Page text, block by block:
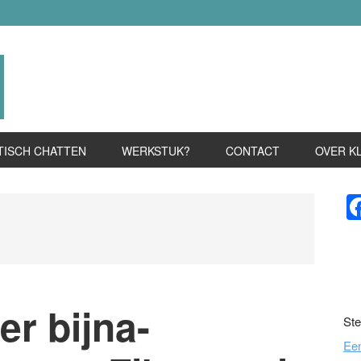
CHATTEN WERKSTUK? CONTACT OVER
bijna-